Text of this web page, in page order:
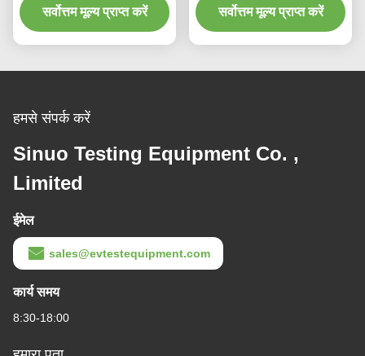
सर्वोत्तम मूल्य प्राप्त करें
सर्वोत्तम मूल्य प्राप्त करें
हमसे संपर्क करें
Sinuo Testing Equipment Co. ,
Limited
ईमेल
sales@evtestequipment.com
कार्य समय
8:30-18:00